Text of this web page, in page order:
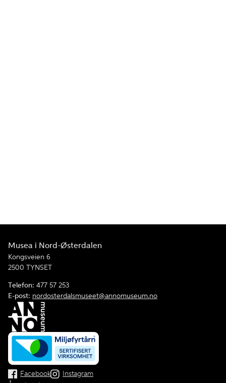
Musea i Nord-Østerdalen
Kongsveien 6
2500 TYNSET
Telefon: 477 57 253
E-post: nordosterdalsmuseet@annomuseum.no
Facebook
Instagram